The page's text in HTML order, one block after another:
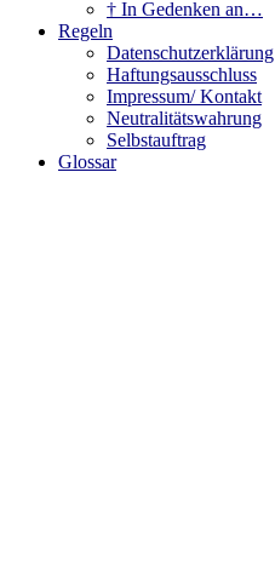
† In Gedenken an…
Regeln
Datenschutzerklärung
Haftungsausschluss
Impressum/ Kontakt
Neutralitätswahrung
Selbstauftrag
Glossar